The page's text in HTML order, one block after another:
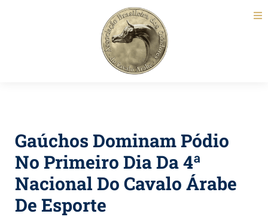
Gaúchos Dominam Pódio
No Primeiro Dia Da 4ª
Nacional Do Cavalo Árabe
De Esporte